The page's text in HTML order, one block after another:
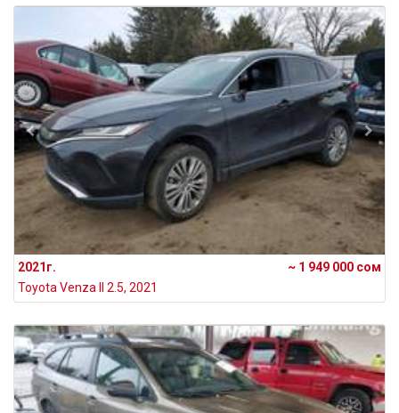
2021г.
~ 1 949 000 сом
Toyota Venza II 2.5, 2021